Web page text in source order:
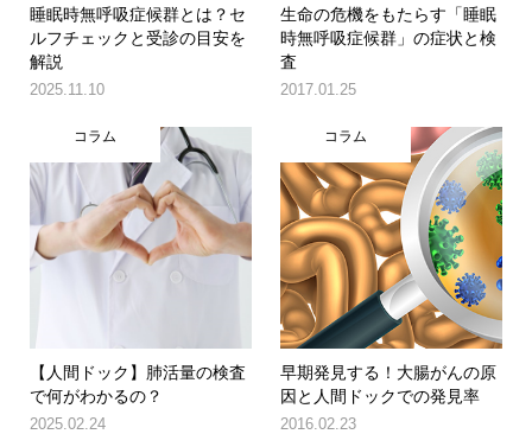
睡眠時無呼吸症候群とは？セ
ルフチェックと受診の目安を
解説
2025.11.10
生命の危機をもたらす「睡眠
時無呼吸症候群」の症状と検
査
2017.01.25
コラム
【人間ドック】肺活量の検査
で何がわかるの？
2025.02.24
コラム
早期発見する！大腸がんの原
因と人間ドックでの発見率
2016.02.23